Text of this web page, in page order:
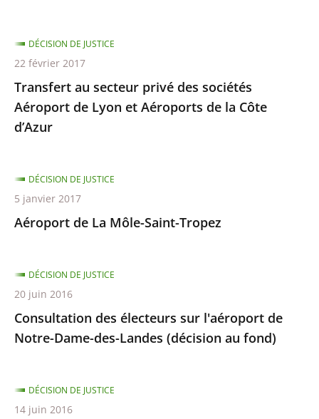
Transfert au secteur privé des sociétés
Aéroport de Lyon et Aéroports de la Côte
d’Azur
DÉCISION DE JUSTICE
22 février 2017
Aéroport de La Môle-Saint-Tropez
DÉCISION DE JUSTICE
5 janvier 2017
Consultation des électeurs sur l'aéroport de
Notre-Dame-des-Landes (décision au fond)
DÉCISION DE JUSTICE
20 juin 2016
DÉCISION DE JUSTICE
14 juin 2016